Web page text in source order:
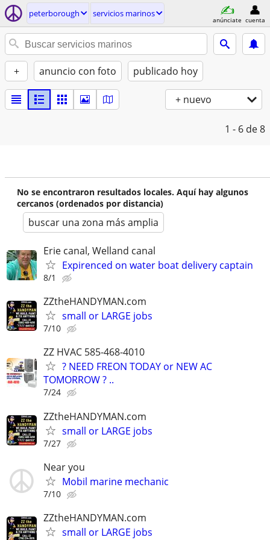
peterborough servicios marinos
anúnciate cuenta
+ anuncio con foto publicado hoy
+ nuevo
1 - 6 de 8
No se encontraron resultados locales. Aquí hay algunos
cercanos (ordenados por distancia)
buscar una zona más amplia
Erie canal, Welland canal
Expirenced on water boat delivery captain
8/1
ZZtheHANDYMAN.com
small or LARGE jobs
7/10
ZZ HVAC 585-468-4010
? NEED FREON TODAY or NEW AC
TOMORROW ? ..
7/24
ZZtheHANDYMAN.com
small or LARGE jobs
7/27
Near you
Mobil marine mechanic
7/10
ZZtheHANDYMAN.com
small or LARGE jobs